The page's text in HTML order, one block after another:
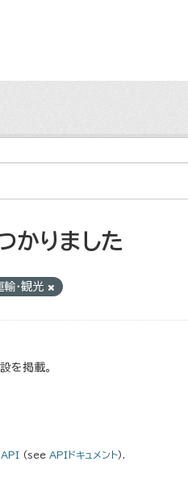
かりました
輸・観光
を掲載。
API (see APIドキュメント).